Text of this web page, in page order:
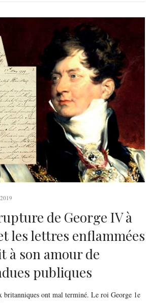
de George IV à
les lettres enflammées
à son amour de
publiques
britanniques ont mal terminé. Le roi George 1e